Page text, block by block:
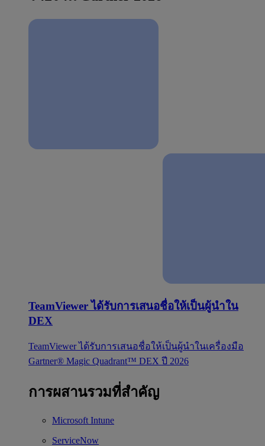
TeamViewer ได้รับการเสนอชื่อให้เป็นผู้นำใน
DEX
TeamViewer ได้รับการเสนอชื่อให้เป็นผู้นำในเครื่องมือ
Gartner® Magic Quadrant™ DEX ปี 2026
การผสานรวมที่สำคัญ
Microsoft Intune
ServiceNow